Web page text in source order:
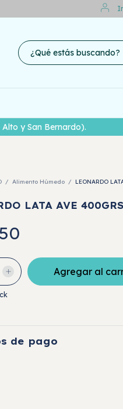
y San Bernardo).
/ Alimento Húmedo / LEONARDO
LATA AVE 400GRS
de pago